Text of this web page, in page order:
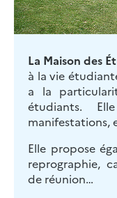
La Maison des
à la vie
a la
étudiants.
manifestations,
Elle propose
reprographie,
de réunion…